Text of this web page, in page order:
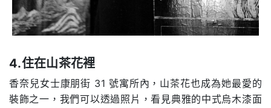
4.住在山茶花裡
香奈兒女士康朋街 31 號寓所內，山茶花也成為她最愛的
裝飾之一，我們可以透過照片，看見典雅的中式烏木漆面